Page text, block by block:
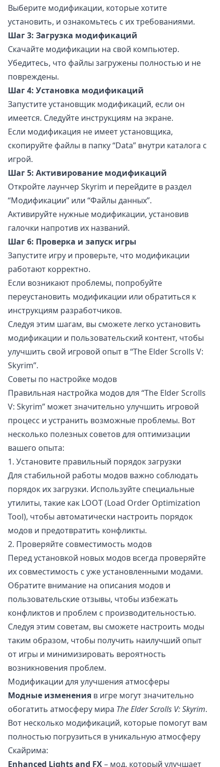
Выберите модификации, которые хотите
установить, и ознакомьтесь с их требованиями.
Шаг 3: Загрузка модификаций
Скачайте модификации на свой компьютер.
Убедитесь, что файлы загружены полностью и не
повреждены.
Шаг 4: Установка модификаций
Запустите установщик модификаций, если он
имеется. Следуйте инструкциям на экране.
Если модификация не имеет установщика,
скопируйте файлы в папку “Data” внутри каталога с
игрой.
Шаг 5: Активирование модификаций
Откройте лаунчер Skyrim и перейдите в раздел
“Модификации” или “Файлы данных”.
Активируйте нужные модификации, установив
галочки напротив их названий.
Шаг 6: Проверка и запуск игры
Запустите игру и проверьте, что модификации
работают корректно.
Если возникают проблемы, попробуйте
переустановить модификации или обратиться к
инструкциям разработчиков.
Следуя этим шагам, вы сможете легко установить
модификации и пользовательский контент, чтобы
улучшить свой игровой опыт в “The Elder Scrolls V:
Skyrim”.
Советы по настройке модов
Правильная настройка модов для “The Elder Scrolls
V: Skyrim” может значительно улучшить игровой
процесс и устранить возможные проблемы. Вот
несколько полезных советов для оптимизации
вашего опыта:
1. Установите правильный порядок загрузки
Для стабильной работы модов важно соблюдать
порядок их загрузки. Используйте специальные
утилиты, такие как LOOT (Load Order Optimization
Tool), чтобы автоматически настроить порядок
модов и предотвратить конфликты.
2. Проверяйте совместимость модов
Перед установкой новых модов всегда проверяйте
их совместимость с уже установленными модами.
Обратите внимание на описания модов и
пользовательские отзывы, чтобы избежать
конфликтов и проблем с производительностью.
Следуя этим советам, вы сможете настроить моды
таким образом, чтобы получить наилучший опыт
от игры и минимизировать вероятность
возникновения проблем.
Модификации для улучшения атмосферы
Модные изменения в игре могут значительно
обогатить атмосферу мира The Elder Scrolls V: Skyrim.
Вот несколько модификаций, которые помогут вам
полностью погрузиться в уникальную атмосферу
Скайрима:
Enhanced Lights and FX– мод, который улучшает